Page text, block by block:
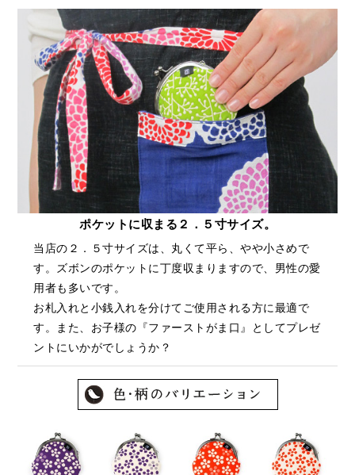
ポケットに収まる２．５寸サイズ。
当店の２．５寸サイズは、丸くて平ら、やや小さめで
す。ズボンのポケットに丁度収まりますので、男性の愛
用者も多いです。
お札入れと小銭入れを分けてご使用される方に最適で
す。また、お子様の『ファーストがま口』としてプレゼ
ントにいかがでしょうか？